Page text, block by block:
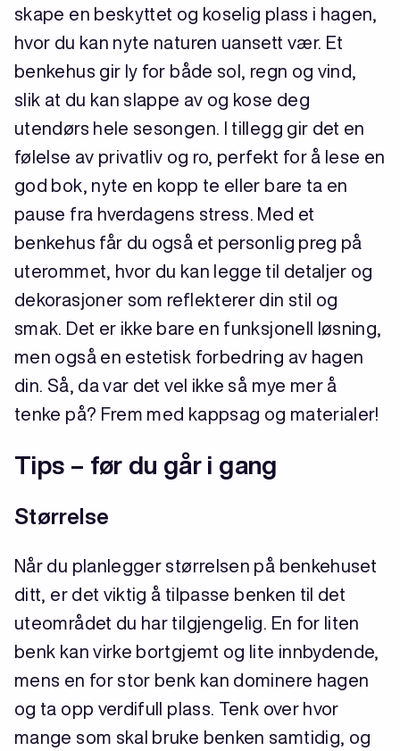
skape en beskyttet og koselig plass i hagen,
hvor du kan nyte naturen uansett vær. Et
benkehus gir ly for både sol, regn og vind,
slik at du kan slappe av og kose deg
utendørs hele sesongen. I tillegg gir det en
følelse av privatliv og ro, perfekt for å lese en
god bok, nyte en kopp te eller bare ta en
pause fra hverdagens stress. Med et
benkehus får du også et personlig preg på
uterommet, hvor du kan legge til detaljer og
dekorasjoner som reflekterer din stil og
smak. Det er ikke bare en funksjonell løsning,
men også en estetisk forbedring av hagen
din. Så, da var det vel ikke så mye mer å
tenke på? Frem med kappsag og materialer!
Tips – før du går i gang
Størrelse
Når du planlegger størrelsen på benkehuset
ditt, er det viktig å tilpasse benken til det
uteområdet du har tilgjengelig. En for liten
benk kan virke bortgjemt og lite innbydende,
mens en for stor benk kan dominere hagen
og ta opp verdifull plass. Tenk over hvor
mange som skal bruke benken samtidig, og